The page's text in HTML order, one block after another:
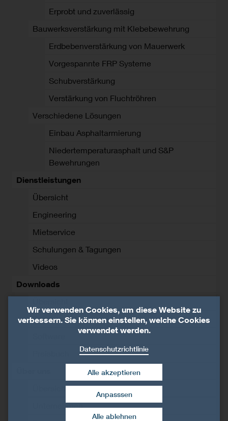
Erprobt und zuverlässig
Bauwerksverstärkung mit Klebebewehrung
Erdbebenverstärkung von Mauerwerk
Vorgespannte FRP Systeme
Schubverstärkung
Verstärkung von Fluchtröhren
Verschiedene Lösungen
Einbau Asphaltarmierung
Niedertemperaturasphalt und S&P
Bewehrungen
Dienstleistungen
Übersicht
Engineering
Mietservice
Schulungen & Tagungen
Videos
Downloads
Dokumentation
Übersicht
Unternehmen
Wir verwenden Cookies, um diese Website zu
verbessern. Sie können einstellen, welche Cookies
verwendet werden.
Datenschutzrichtlinie
Alle ablehnen
Alle akzeptieren
Zustimmung widerrufen
Anpasssen